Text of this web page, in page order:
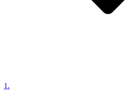
1 .